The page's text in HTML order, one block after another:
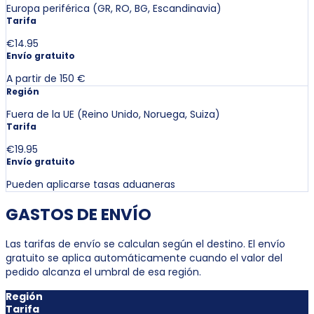
Europa periférica (GR, RO, BG, Escandinavia)
Tarifa
€14.95
Envío gratuito
A partir de 150 €
Región
Fuera de la UE (Reino Unido, Noruega, Suiza)
Tarifa
€19.95
Envío gratuito
Pueden aplicarse tasas aduaneras
GASTOS DE ENVÍO
Las tarifas de envío se calculan según el destino. El envío
gratuito se aplica automáticamente cuando el valor del
pedido alcanza el umbral de esa región.
Región
Tarifa